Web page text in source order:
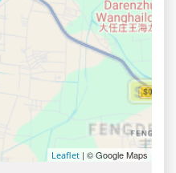
Leaflet | © Google Maps